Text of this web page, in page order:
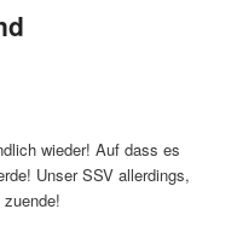
wieder! Auf dass es
Unser SSV allerdings,